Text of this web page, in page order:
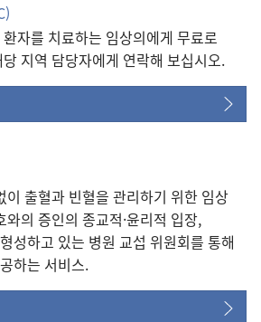
자를 치료하는 임상의에게 무료로
지역 담당자에게 연락해 보십시오.
이 출혈과 빈혈을 관리하기 위한 임상
의 증인의 종교적·윤리적 입장,
성하고 있는 병원 교섭 위원회를 통해
하는 서비스.